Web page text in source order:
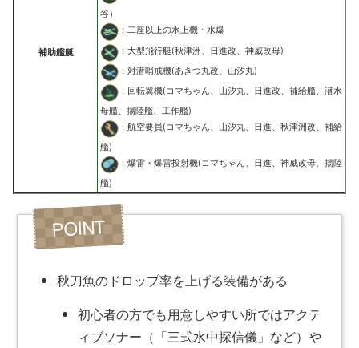
補助艦艇
谷）
：二座以上の水上機・水爆
：大型飛行艇(秋津洲、日進改、神威改母)
：対潜哨戒機(あきつ丸改、山汐丸)
：回転翼機(コマちゃん、山汐丸、日進改、補給艦、潜水
母艦、揚陸艦、工作艦)
：航空要員(コマちゃん、山汐丸、日進、秋津洲改、補給
艦)
：爆雷・爆雷投射機(コマちゃん、日進、神威改母、揚陸
艦)
秋刀魚のドロップ率を上げる装備がある
初心者の方でも用意しやすい所ではアクテ
ィブソナー（「三式水中探信儀」など）や